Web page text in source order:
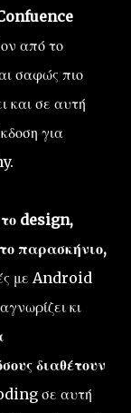
από το
σαφώς πιο
και σε αυτή
για
design,
παρασκήνιο,
με Android
κι
διαθέτουν
σε αυτή